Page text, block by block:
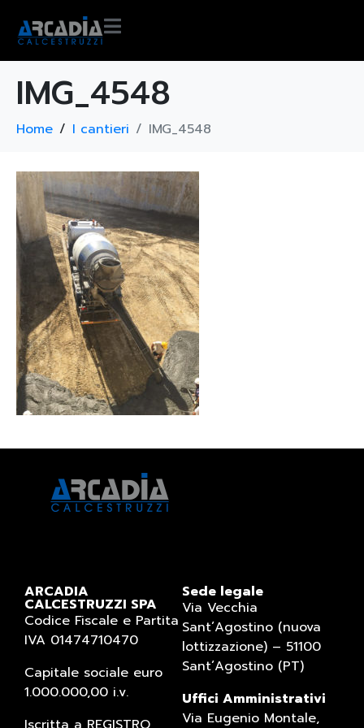
IMG_4548
Home I cantieri IMG_4548
ARCADIA
CALCESTRUZZI SPA
Codice Fiscale e Partita
IVA 01474710470
Capitale sociale euro
1.000.000,00 i.v.
Sede legale
Via Vecchia
Sant’Agostino (nuova
lottizzazione) – 51100
Sant’Agostino (PT)
Uffici Amministrativi
Via Eugenio Montale,